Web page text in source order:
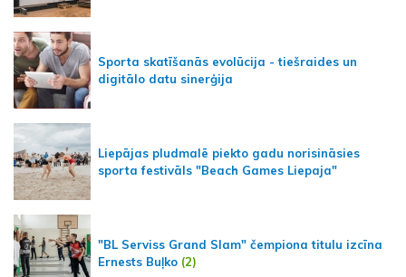
Sporta skatīšanās evolūcija - tiešraides un
digitālo datu sinerģija
Liepājas pludmalē piekto gadu norisināsies
sporta festivāls "Beach Games Liepaja"
"BL Serviss Grand Slam" čempiona titulu izcīna
Ernests Buļko (2)